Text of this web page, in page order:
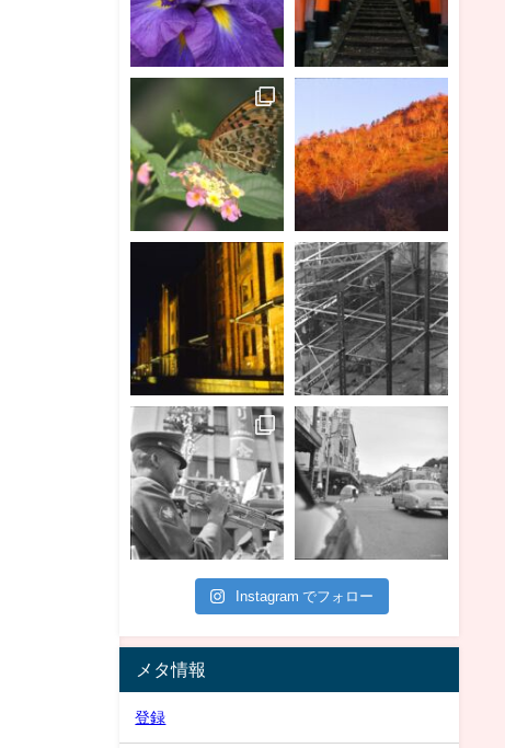
Instagram でフォロー
メタ情報
登録